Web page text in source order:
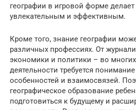
географии в игровой форме
увлекательным и эффективным.
Кроме того, знание географии
различных профессиях. От
экономики и политики – во
деятельности требуется
особенностей и взаимосвязей.
географическое образование
подготовиться к будущему и